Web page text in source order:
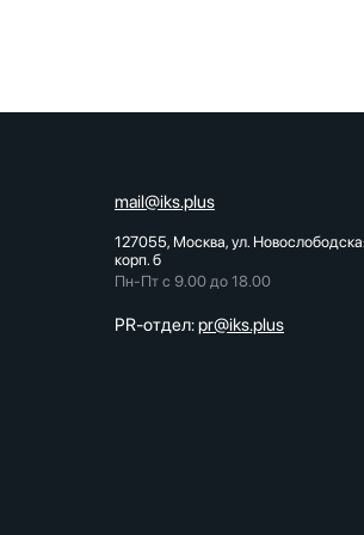
mail@iks.plus
127055, Москва, ул.
корп. б
Пн-Пт с 9.00 до 18.00
PR-отдел:pr@iks.plus